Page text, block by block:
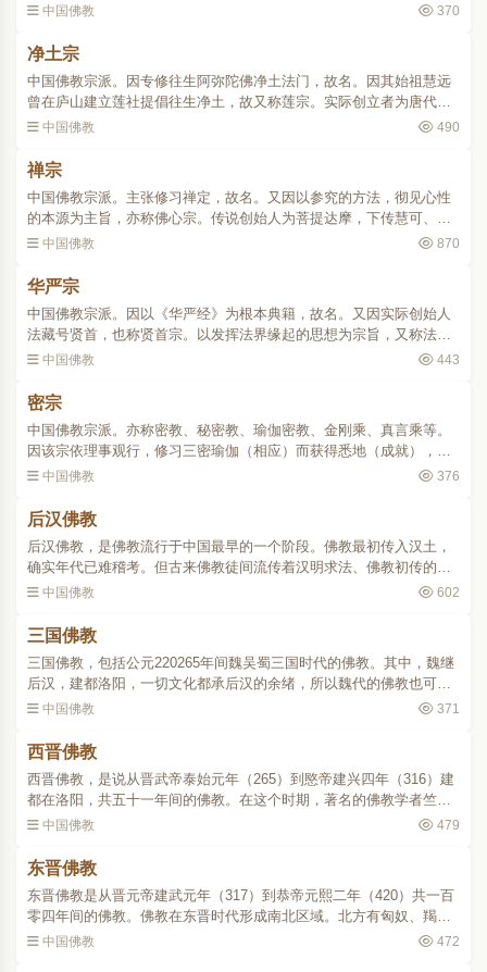
终南山，又有南山律宗或南山宗之称。史略相传释迦在世时，为约束
中国佛教 370
净土宗
中国佛教宗派。因专修往生阿弥陀佛净土法门，故名。因其始祖慧远
曾在庐山建立莲社提倡往生净土，故又称莲宗。实际创立者为唐代善
导。历代祖师并无前后传承法统，均为后人据其弘扬净土的贡献推戴
中国佛教 490
禅宗
中国佛教宗派。主张修习禅定，故名。又因以参究的方法，彻见心性
的本源为主旨，亦称佛心宗。传说创始人为菩提达摩，下传慧可、僧
璨、道信，至五祖弘忍下分为南宗惠能，北宗神秀，时称南能北秀。
中国佛教 870
华严宗
中国佛教宗派。因以《华严经》为根本典籍，故名。又因实际创始人
法藏号贤首，也称贤首宗。以发挥法界缘起的思想为宗旨，又称法界
宗。史略此宗传承为杜顺一智俨一法藏一澄观一宗密。该宗推戴杜顺
中国佛教 443
密宗
中国佛教宗派。亦称密教、秘密教、瑜伽密教、金刚乘、真言乘等。
因该宗依理事观行，修习三密瑜伽（相应）而获得悉地（成就），故
名。渊源印度最后一个时期的佛教中密教盛行，其教典总称为怛多
中国佛教 376
后汉佛教
后汉佛教，是佛教流行于中国最早的一个阶段。佛教最初传入汉土，
确实年代已难稽考。但古来佛教徒间流传着汉明求法、佛教初传的史
话，同时也传说汉明之前佛教即已传入，两说各自发展。最后，汉明
中国佛教 602
三国佛教
三国佛教，包括公元220265年间魏吴蜀三国时代的佛教。其中，魏继
后汉，建都洛阳，一切文化都承后汉的余绪，所以魏代的佛教也可说
是后汉佛教的延长。在这个时期，有天竺、安息、康居等国的沙门昙
中国佛教 371
西晋佛教
西晋佛教，是说从晋武帝泰始元年（265）到愍帝建兴四年（316）建
都在洛阳，共五十一年间的佛教。在这个时期，著名的佛教学者竺法
护、安法钦、彊梁娄至等人分别在敦煌、洛阳、天水、长安、嵩山、
中国佛教 479
东晋佛教
东晋佛教是从晋元帝建武元年（317）到恭帝元熙二年（420）共一百
零四年间的佛教。佛教在东晋时代形成南北区域。北方有匈奴、羯、
鲜卑、氐、羌等民族所建立的二赵、三秦、四燕、五凉及夏、成（成
中国佛教 472